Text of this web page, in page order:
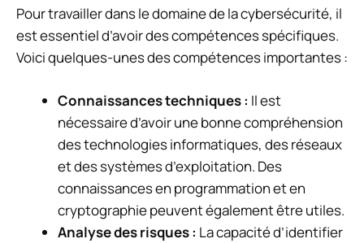
Pour travailler dans le domaine de la cybersécurité, il
est essentiel d’avoir des compétences spécifiques.
Voici quelques-unes des compétences importantes :
Connaissances techniques : Il est
nécessaire d’avoir une bonne compréhension
des technologies informatiques, des réseaux
et des systèmes d’exploitation. Des
connaissances en programmation et en
cryptographie peuvent également être utiles.
Analyse des risques : La capacité d’identifier